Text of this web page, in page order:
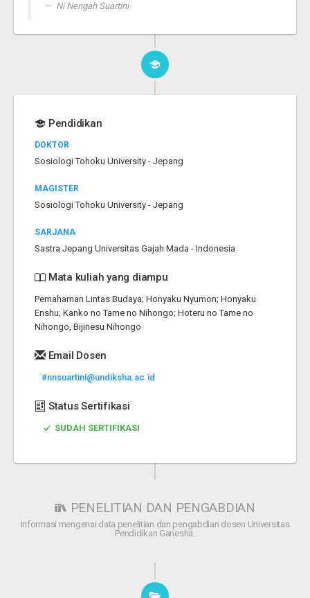
Ni Nengah Suartini
Pendidikan
DOKTOR
Sosiologi Tohoku University - Jepang
MAGISTER
Sosiologi Tohoku University - Jepang
SARJANA
Sastra Jepang Universitas Gajah Mada - Indonesia
Mata kuliah yang diampu
Pemahaman Lintas Budaya; Honyaku Nyumon; Honyaku
Enshu; Kanko no Tame no Nihongo; Hoteru no Tame no
Nihongo, Bijinesu Nihongo
Email Dosen
#nnsuartini@undiksha.ac.id
Status Sertifikasi
SUDAH SERTIFIKASI
PENELITIAN DAN PENGABDIAN
Informasi mengenai data penelitian dan pengabdian dosen Universitas
Pendidikan Ganesha.